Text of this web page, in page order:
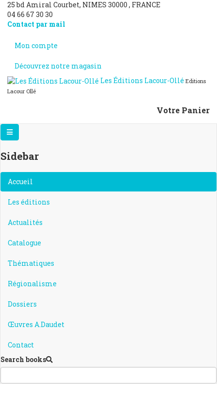
25 bd Amiral Courbet, NIMES 30000 , FRANCE
04 66 67 30 30
Contact par mail
Mon compte
Découvrez notre magasin
Les Éditions Lacour-Ollé Editions
Lacour Ollé
Votre Panier
Sidebar
×
Accueil
Les éditions
Actualités
Catalogue
Thématiques
Régionalisme
Dossiers
Œuvres A.Daudet
Contact
Search books